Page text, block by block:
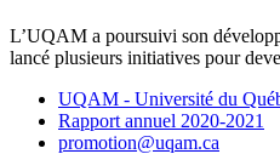
L’UQAM a poursuivi son
lancé plusieurs initiatives pour
UQAM - Université du
Rapport annuel 2020-2021
promotion@uqam.ca